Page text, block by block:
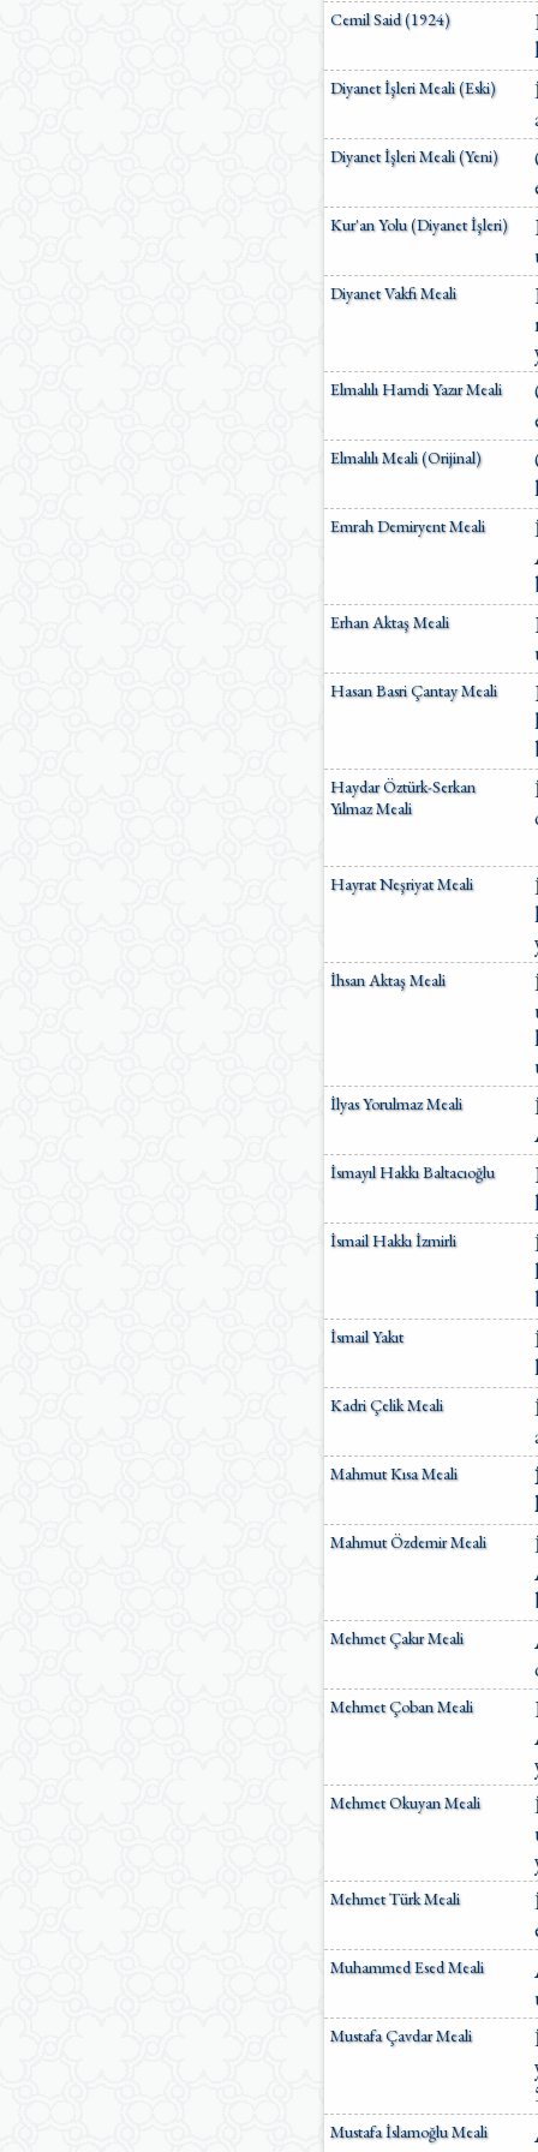
Cemil Said (1924)
Diyanet İşleri Meali (Eski)
Diyanet İşleri Meali (Yeni)
Kur'an Yolu (Diyanet İşleri)
Diyanet Vakfı Meali
Elmalılı Hamdi Yazır Meali
Elmalılı Meali (Orijinal)
Emrah Demiryent Meali
Erhan Aktaş Meali
Hasan Basri Çantay Meali
Haydar Öztürk-Serkan
Yılmaz Meali
Hayrat Neşriyat Meali
İhsan Aktaş Meali
İlyas Yorulmaz Meali
İsmayıl Hakkı Baltacıoğlu
İsmail Hakkı İzmirli
İsmail Yakıt
Kadri Çelik Meali
Mahmut Kısa Meali
Mahmut Özdemir Meali
Mehmet Çakır Meali
Mehmet Çoban Meali
Mehmet Okuyan Meali
Mehmet Türk Meali
Muhammed Esed Meali
Mustafa Çavdar Meali
Mustafa İslamoğlu Meali